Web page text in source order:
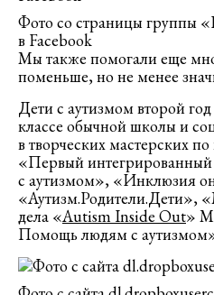
Фото со страницы группы
в Facebook
Мы также помогали еще
поменьше, но не менее
Дети с аутизмом второй
классе обычной школы и
в творческих мастерских
«Первый интегрированный
с аутизмом», «Инклюзия
«Аутизм.Родители.Дети»,
дела «Autism Inside Out»
Помощь людям с